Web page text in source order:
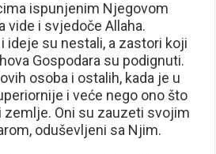
ispunjenim Njegovom
vide i svjedoče Allaha.
ideje su nestali, a zastori koji
Gospodara su podignuti.
osoba i ostalih, kada je u
i veće nego ono što
zemlje. Oni su zauzeti svojim
oduševljeni sa Njim.